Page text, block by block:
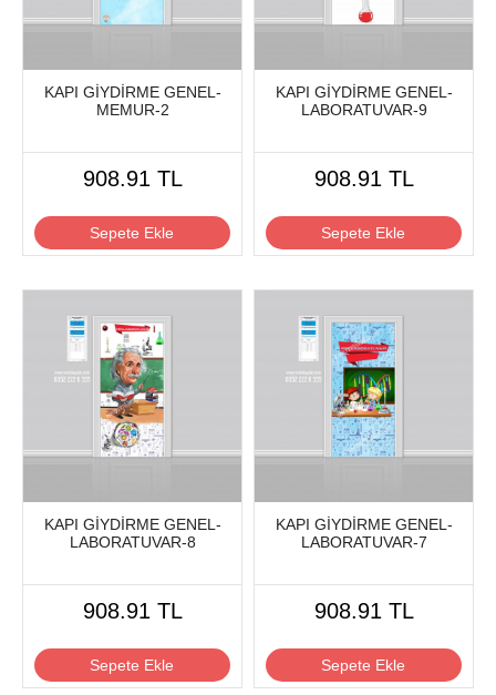
KAPI GİYDİRME GENEL-
MEMUR-2
908.91 TL
Sepete Ekle
KAPI GİYDİRME GENEL-
LABORATUVAR-9
908.91 TL
Sepete Ekle
KAPI GİYDİRME GENEL-
LABORATUVAR-8
908.91 TL
Sepete Ekle
KAPI GİYDİRME GENEL-
LABORATUVAR-7
908.91 TL
Sepete Ekle